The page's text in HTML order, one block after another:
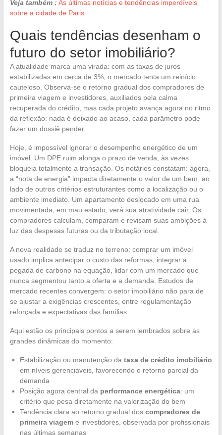
Veja também : As últimas notícias e tendências imperdíveis
sobre a cidade de Paris
Quais tendências desenham o
futuro do setor imobiliário?
A atualidade marca uma virada: com as taxas de juros
estabilizadas em cerca de 3%, o mercado tenta um reinício
cauteloso. Observa-se o retorno gradual dos compradores de
primeira viagem e investidores, auxiliados pela calma
recuperada do crédito, mas cada projeto avança agora no ritmo
da reflexão: nada é deixado ao acaso, cada parâmetro pode
fazer um dossiê pender.
Hoje, é impossível ignorar o desempenho energético de um
imóvel. Um DPE ruim alonga o prazo de venda, às vezes
bloqueia totalmente a transação. Os notários constatam: agora,
a “nota de energia” impacta diretamente o valor de um bem, ao
lado de outros critérios estruturantes como a localização ou o
ambiente imediato. Um apartamento deslocado em uma rua
movimentada, em mau estado, verá sua atratividade cair. Os
compradores calculam, comparam e revisam suas ambições à
luz das despesas futuras ou da tributação local.
A nova realidade se traduz no terreno: comprar um imóvel
usado implica antecipar o custo das reformas, integrar a
pegada de carbono na equação, lidar com um mercado que
nunca segmentou tanto a oferta e a demanda. Estudos de
mercado recentes convergem: o setor imobiliário não para de
se ajustar a exigências crescentes, entre regulamentação
reforçada e expectativas das famílias.
Aqui estão os principais pontos a serem lembrados sobre as
grandes dinâmicas do momento:
Estabilização ou manutenção da taxa de crédito imobiliário
em níveis gerenciáveis, favorecendo o retorno parcial da
demanda
Posição agora central da performance energética: um
critério que pesa diretamente na valorização do bem
Tendência clara ao retorno gradual dos compradores de
primeira viageme investidores, observada por profissionais
nas últimas semanas